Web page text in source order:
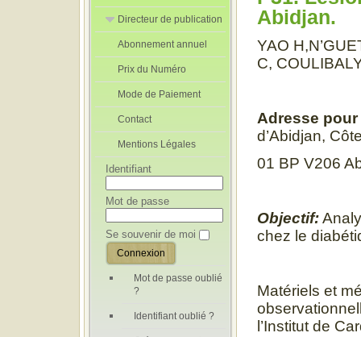
Rédacteurs en
Chef Adjoint
Directeur de publication
Directeur de
publication
adjoint
Abonnement annuel
Prix du Numéro
Mode de Paiement
Contact
Mentions Légales
Identifiant
Mot de passe
Se souvenir de moi
Mot de passe oublié
?
Identifiant oublié ?
Abidjan.
YAO
C,
Adresse
d’Abidjan,
01 BP V206
Objectif:
chez le
Matériels et
l’Institut de